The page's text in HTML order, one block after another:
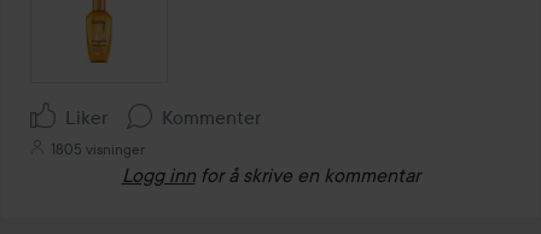
Liker Kommenter
1805 visninger
Logg inn for å skrive en kommentar